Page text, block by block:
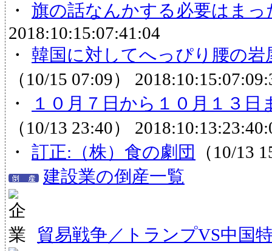
・ 旗の話なんかする必要はま
2018:10:15:07:41:04
・ 韓国に対してへっぴり腰の
（10/15 07:09）
・
１０月７日から１０月１３
（10/13 23:40）
・ 訂正:（株）食の劇団
（10/13
建設業の倒産一覧
貿易戦争／トランプVS中国